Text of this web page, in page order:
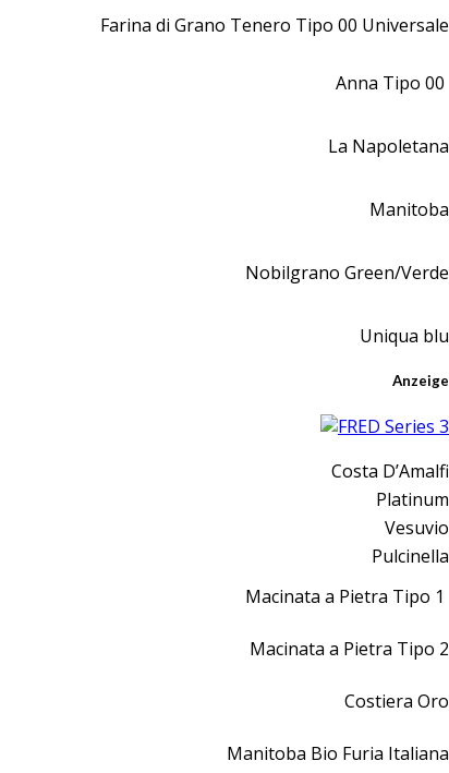
Farina di Grano Tenero Tipo 00 Universale
Anna Tipo 00
La Napoletana
Manitoba
Nobilgrano Green/Verde
Uniqua blu
Anzeige
Costa D’Amalfi
Platinum
Vesuvio
Pulcinella
Macinata a Pietra Tipo 1
Macinata a Pietra Tipo 2
Costiera Oro
Manitoba Bio Furia Italiana